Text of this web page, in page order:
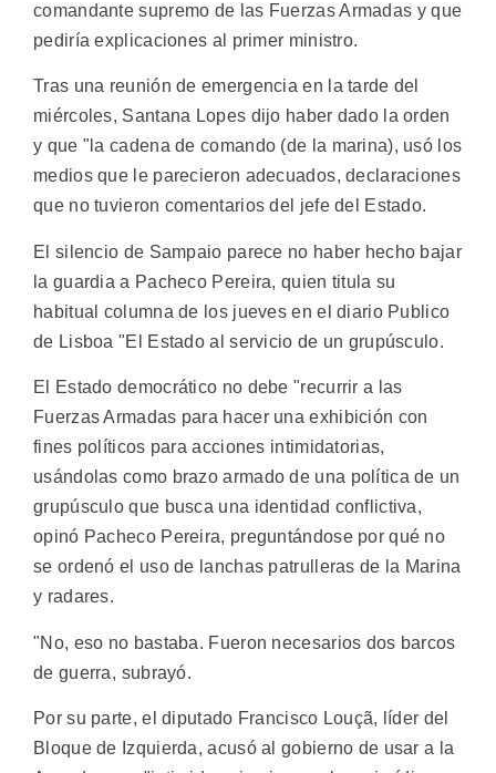
comandante supremo de las Fuerzas Armadas y que
pediría explicaciones al primer ministro.
Tras una reunión de emergencia en la tarde del
miércoles, Santana Lopes dijo haber dado la orden
y que "la cadena de comando (de la marina), usó los
medios que le parecieron adecuados, declaraciones
que no tuvieron comentarios del jefe del Estado.
El silencio de Sampaio parece no haber hecho bajar
la guardia a Pacheco Pereira, quien titula su
habitual columna de los jueves en el diario Publico
de Lisboa "El Estado al servicio de un grupúsculo.
El Estado democrático no debe "recurrir a las
Fuerzas Armadas para hacer una exhibición con
fines políticos para acciones intimidatorias,
usándolas como brazo armado de una política de un
grupúsculo que busca una identidad conflictiva,
opinó Pacheco Pereira, preguntándose por qué no
se ordenó el uso de lanchas patrulleras de la Marina
y radares.
"No, eso no bastaba. Fueron necesarios dos barcos
de guerra, subrayó.
Por su parte, el diputado Francisco Louçã, líder del
Bloque de Izquierda, acusó al gobierno de usar a la